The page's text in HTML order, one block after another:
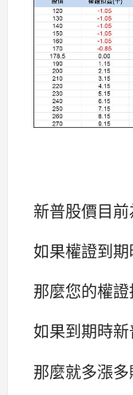
新普股價目前
如果權證到期
那麼您的權
如果到期時新
那麼就多漲